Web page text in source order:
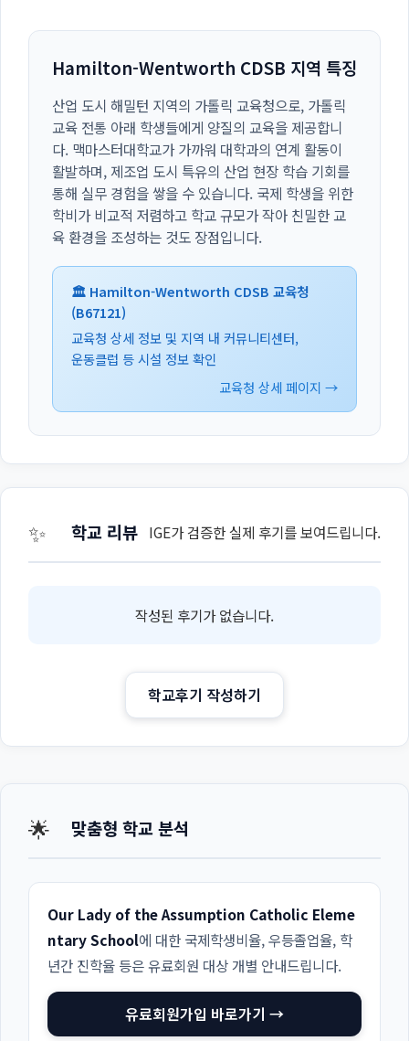
Hamilton-Wentworth CDSB 지역 특징
산업 도시 해밀턴 지역의 가톨릭 교육청으로, 가톨릭
교육 전통 아래 학생들에게 양질의 교육을 제공합니
다. 맥마스터대학교가 가까워 대학과의 연계 활동이
활발하며, 제조업 도시 특유의 산업 현장 학습 기회를
통해 실무 경험을 쌓을 수 있습니다. 국제 학생을 위한
학비가 비교적 저렴하고 학교 규모가 작아 친밀한 교
육 환경을 조성하는 것도 장점입니다.
🏛️ Hamilton-Wentworth CDSB 교육청
(B67121)
교육청 상세 정보 및 지역 내 커뮤니티센터,
운동클럽 등 시설 정보 확인
교육청 상세 페이지 →
✨ 학교 리뷰 IGE가 검증한 실제 후기를 보여드립니다.
작성된 후기가 없습니다.
학교후기 작성하기
🌟 맞춤형 학교 분석
Our Lady of the Assumption Catholic Eleme
ntary School에 대한 국제학생비율, 우등졸업율, 학
년간 진학율 등은 유료회원 대상 개별 안내드립니다.
유료회원가입 바로가기 →